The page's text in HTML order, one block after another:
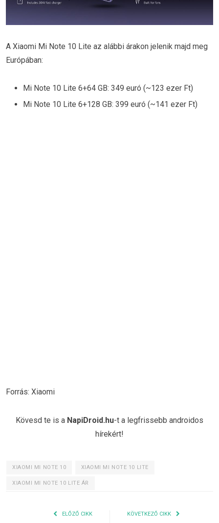
A Xiaomi Mi Note 10 Lite az alábbi árakon jelenik majd meg
Európában:
Mi Note 10 Lite 6+64 GB: 349 euró (~123 ezer Ft)
Mi Note 10 Lite 6+128 GB: 399 euró (~141 ezer Ft)
Forrás: Xiaomi
Kövesd te is a NapiDroid.hu-t a legfrissebb androidos
hírekért!
XIAOMI MI NOTE 10 XIAOMI MI NOTE 10 LITE
XIAOMI MI NOTE 10 LITE ÁR
ELŐZŐ CIKK KÖVETKEZŐ CIKK